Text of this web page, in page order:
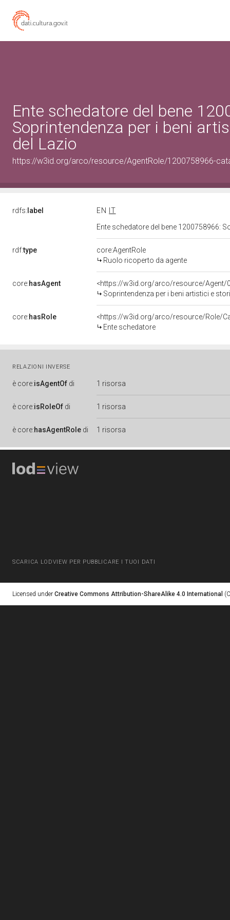
Ente schedatore del bene
Soprintendenza per i beni
del Lazio
https://w3id.org/arco/resource/AgentRole/1200758966-
rdfs: label EN
IT
Ente schedatore del bene 1200758966:
rdf:type
core:AgentRole
Ruolo ricoperto da agente
core:hasAgent
<https://w3id.org/arco/resource/Agent/
Soprintendenza per i beni artistici e
core:hasRole
<https://w3id.org/arco/resource/Role/
Ente schedatore
RELAZIONI INVERSE
è core:isAgentOf di 1 risorsa
è core:isRoleOf di 1 risorsa
è core:hasAgentRole di 1 risorsa
SCARICA LODVIEW PER PUBBLICARE I TUOI DATI
Licensed under Creative Commons Attribution-ShareAlike 4.0 International